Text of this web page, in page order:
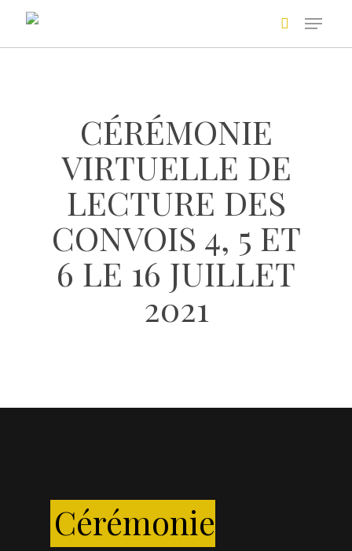
main
+
CÉRÉMONIE
VIRTUELLE DE
LECTURE DES
CONVOIS 4, 5 ET
6 LE 16 JUILLET
2021
Cérémonie